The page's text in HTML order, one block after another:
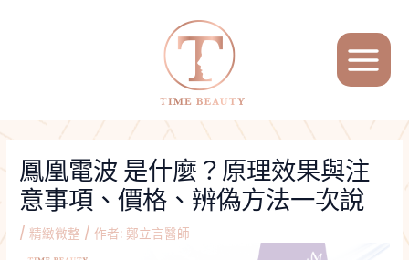
MENU
鳳凰電波 是什麼？原理效果與注
意事項、價格、辨偽方法一次說
/精緻微整 / 作者: 鄭立言醫師